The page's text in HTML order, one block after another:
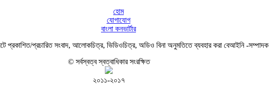
হোম
যোগাযোগ
বাংলা কনভার্টার
প্রকাশিত/প্রচারিত সংবাদ, আলোকচিত্র, ভিডিওচিত্র, অডিও বিনা অনুমতিতে ব্যবহার করা বেআইনি -সম্পাদক
© সর্বস্বত্ব স্বত্বাধিকার সংরক্ষিত
২০১১-২০১৭